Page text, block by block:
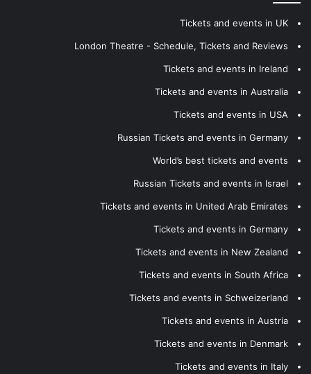
Tickets and events in UK
London Theatre - Schedule, Tickets and Reviews
Tickets and events in Ireland
Tickets and events in Australia
Tickets and events in USA
Russian Tickets and events in Germany
World’s best tickets and events
Russian Tickets and events in Israel
Tickets and events in United Arab Emirates
Tickets and events in Germany
Tickets and events in New Zealand
Tickets and events in South Africa
Tickets and events in Schweizerland
Tickets and events in Austria
Tickets and events in Denmark
Tickets and events in Italy